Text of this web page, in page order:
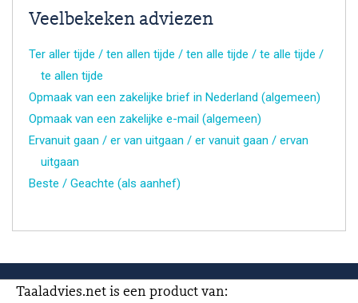
Veelbekeken adviezen
Ter aller tijde / ten allen tijde / ten alle tijde / te alle tijde /
te allen tijde
Opmaak van een zakelijke brief in Nederland (algemeen)
Opmaak van een zakelijke e-mail (algemeen)
Ervanuit gaan / er van uitgaan / er vanuit gaan / ervan
uitgaan
Beste / Geachte (als aanhef)
Taaladvies.net is een product van: